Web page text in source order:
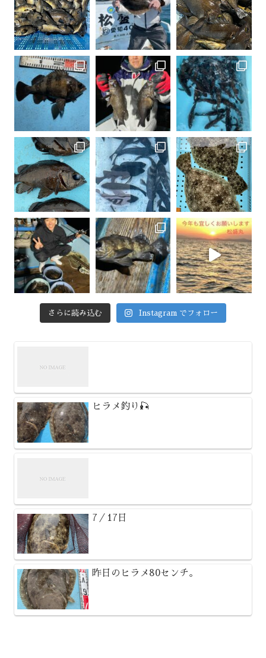
さらに読み込む Instagram でフォロー
ヒラメ釣り🎣
7／17日
昨日のヒラメ80センチ。